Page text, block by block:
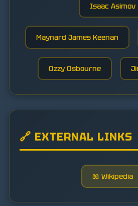
Isaac Asimov
Maynard James Keenan
Ozzy Osbourne
🔗 EXTERNAL LINKS
📖 Wikipedia